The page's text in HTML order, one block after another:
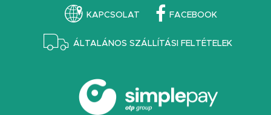
KAPCSOLAT FACEBOOK
ÁLTALÁNOS SZÁLLÍTÁSI FELTÉTELEK